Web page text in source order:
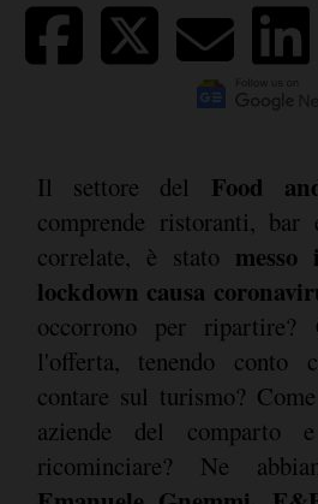
Il settore del Food
comprende ristoranti,
correlate, è stato
lockdown causa
occorrono per ripartire?
l'offerta, tenendo conto
contare sul turismo?
aziende del comparto
ricominciare? Ne